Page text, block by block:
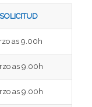
as 9.00h
as 9.00h
as 9.00h